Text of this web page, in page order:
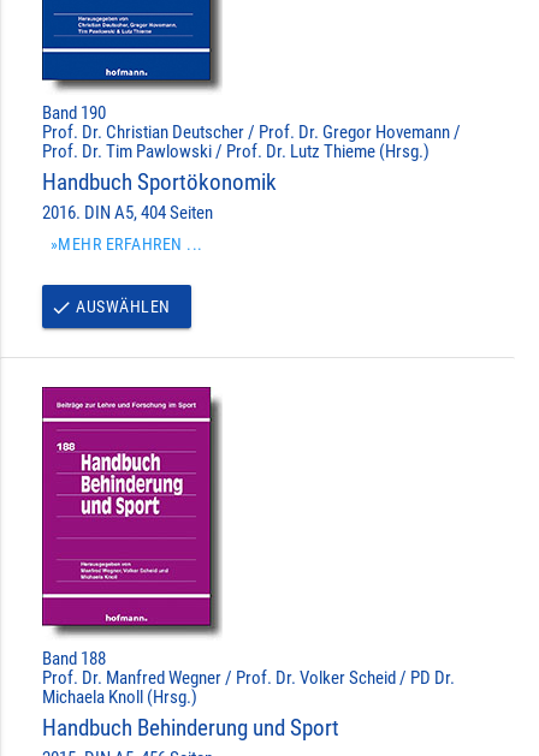
Band 190
Prof. Dr. Christian Deutscher / Prof. Dr. Gregor Hovemann /
Prof. Dr. Tim Pawlowski / Prof. Dr. Lutz Thieme (Hrsg.)
Handbuch Sportökonomik
2016. DIN A5, 404 Seiten
»MEHR ERFAHREN ...
done AUSWÄHLEN
Band 188
Prof. Dr. Manfred Wegner / Prof. Dr. Volker Scheid / PD Dr.
Michaela Knoll (Hrsg.)
Handbuch Behinderung und Sport